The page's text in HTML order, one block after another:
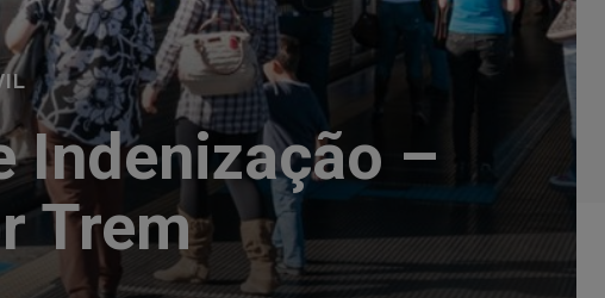
Indenização –
Trem